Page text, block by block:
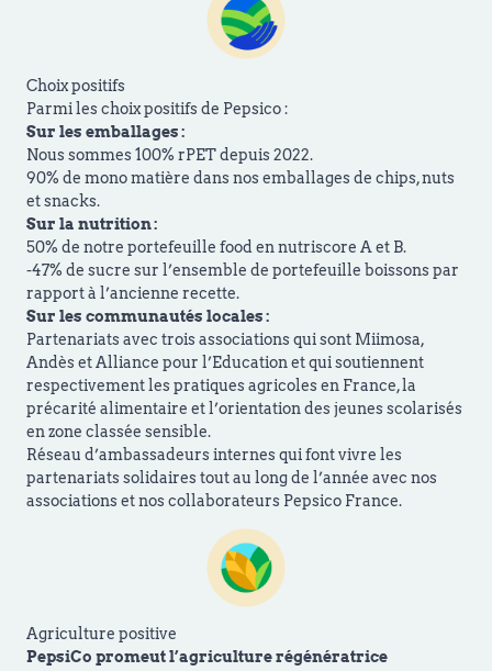
Choix positifs
Parmi les choix positifs de Pepsico :
Sur les emballages :
Nous sommes 100% rPET depuis 2022.
90% de mono matière dans nos emballages de chips, nuts
et snacks.
Sur la nutrition :
50% de notre portefeuille food en nutriscore A et B.
-47% de sucre sur l’ensemble de portefeuille boissons par
rapport à l’ancienne recette.
Sur les communautés locales :
Partenariats avec trois associations qui sont Miimosa,
Andès et Alliance pour l’Education et qui soutiennent
respectivement les pratiques agricoles en France, la
précarité alimentaire et l’orientation des jeunes scolarisés
en zone classée sensible.
Réseau d’ambassadeurs internes qui font vivre les
partenariats solidaires tout au long de l’année avec nos
associations et nos collaborateurs Pepsico France.
Agriculture positive
PepsiCo promeut l’agriculture régénératrice